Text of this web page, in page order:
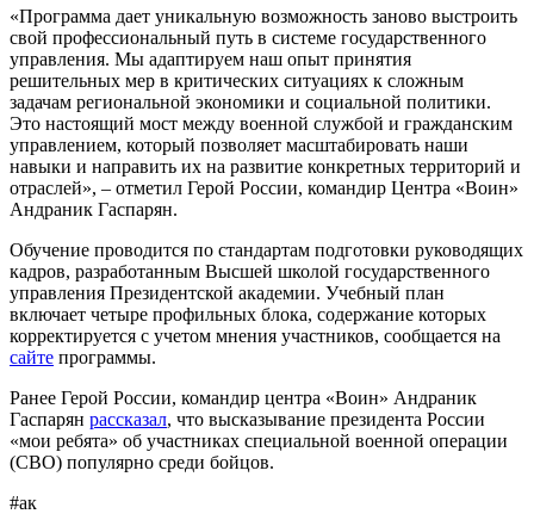
«Программа дает уникальную возможность заново выстроить
свой профессиональный путь в системе государственного
управления. Мы адаптируем наш опыт принятия
решительных мер в критических ситуациях к сложным
задачам региональной экономики и социальной политики.
Это настоящий мост между военной службой и гражданским
управлением, который позволяет масштабировать наши
навыки и направить их на развитие конкретных территорий и
отраслей», – отметил Герой России, командир Центра «Воин»
Андраник Гаспарян.
Обучение проводится по стандартам подготовки руководящих
кадров, разработанным Высшей школой государственного
управления Президентской академии. Учебный план
включает четыре профильных блока, содержание которых
корректируется с учетом мнения участников, сообщается на
сайте программы.
Ранее Герой России, командир центра «Воин» Андраник
Гаспарян рассказал, что высказывание президента России
«мои ребята» об участниках специальной военной операции
(СВО) популярно среди бойцов.
#ак